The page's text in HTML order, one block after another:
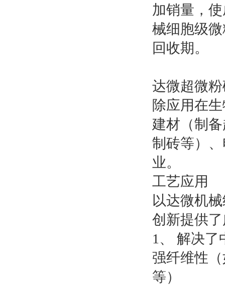
加销量，
械细胞级
回收期。
达微超微
除应用在
建材（制
制砖等）
业。
工艺应用
以达微机
创新提供
1、 解决了
强纤维性
等）